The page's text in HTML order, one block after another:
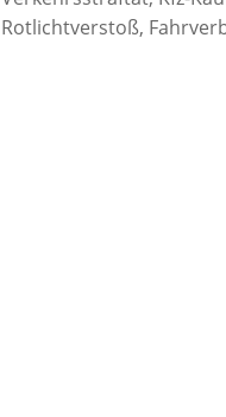
Rotlichtverstoß,